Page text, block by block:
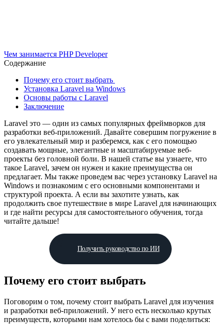
Чем занимается PHP Developer
Содержание
Почему его стоит выбрать
Установка Laravel на Windows
Основы работы с Laravel
Заключение
Laravel это — один из самых популярных фреймворков для
разработки веб-приложений. Давайте совершим погружение в
его увлекательный мир и разберемся, как с его помощью
создавать мощные, элегантные и масштабируемые веб-
проекты без головной боли. В нашей статье вы узнаете, что
такое Laravel, зачем он нужен и какие преимущества он
предлагает. Мы также проведем вас через установку Laravel на
Windows и познакомим с его основными компонентами и
структурой проекта. А если вы захотите узнать, как
продолжить свое путешествие в мире Laravel для начинающих
и где найти ресурсы для самостоятельного обучения, тогда
читайте дальше!
Получить руководство по ИИ
Почему его стоит выбрать
Поговорим о том, почему стоит выбрать Laravel для изучения
и разработки веб-приложений. У него есть несколько крутых
преимуществ, которыми нам хотелось бы с вами поделиться: